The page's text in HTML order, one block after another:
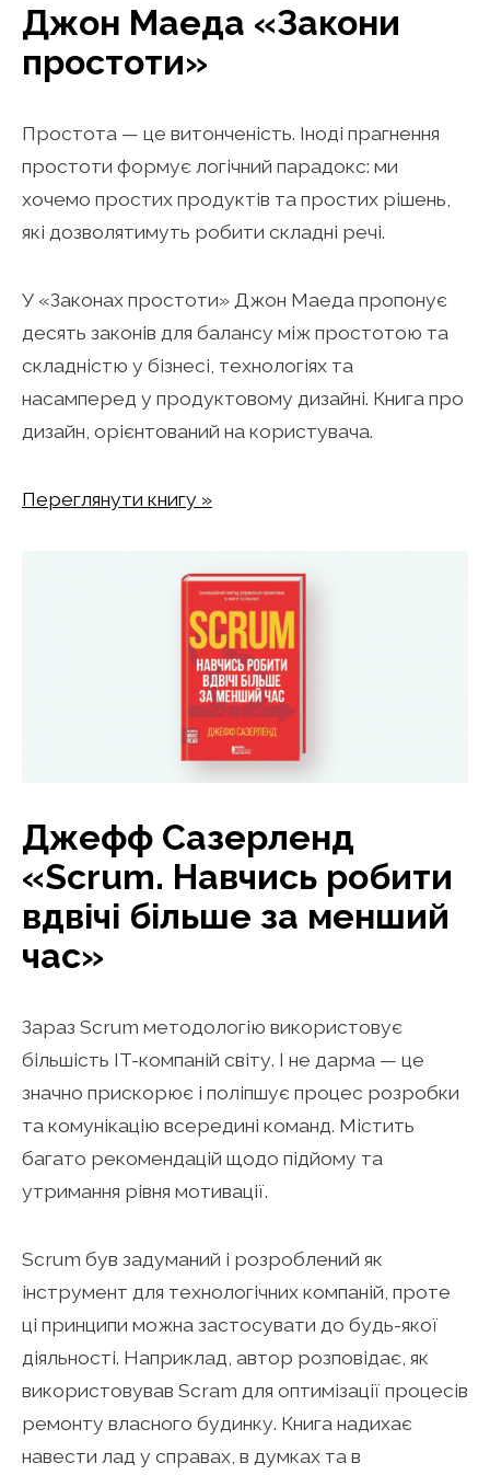
Джон Маеда «Закони
простоти»
Простота — це витонченість. Іноді прагнення
простоти формує логічний парадокс: ми
хочемо простих продуктів та простих рішень,
які дозволятимуть робити складні речі.
У «Законах простоти» Джон Маеда пропонує
десять законів для балансу між простотою та
складністю у бізнесі, технологіях та
насамперед у продуктовому дизайні. Книга про
дизайн, орієнтований на користувача.
Переглянути книгу »
Джефф Сазерленд
«Scrum. Навчись робити
вдвічі більше за менший
час»
Зараз Scrum методологію використовує
більшість IT-компаній світу. І не дарма — це
значно прискорює і поліпшує процес розробки
та комунікацію всередині команд. Містить
багато рекомендацій щодо підйому та
утримання рівня мотивації.
Scrum був задуманий і розроблений як
інструмент для технологічних компаній, проте
ці принципи можна застосувати до будь-якої
діяльності. Наприклад, автор розповідає, як
використовував Scram для оптимізації процесів
ремонту власного будинку. Книга надихає
навести лад у справах, в думках та в